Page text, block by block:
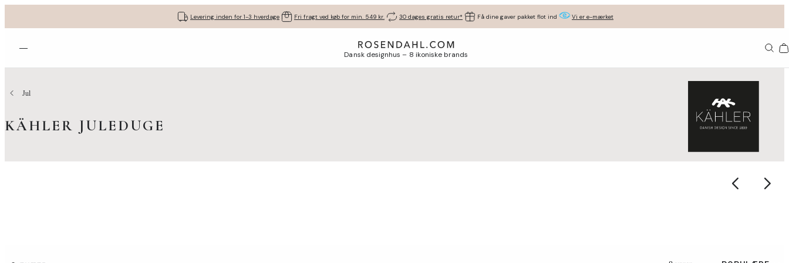
Levering inden for 1-3 hverdage Fri fragt ved køb for min. 549 kr. 30 dages gratis retur* Få dine gaver pakket flot ind Vi er e-mærket
Åbn menuen Dansk designhus – 8 ikoniske brands
Jul
KÄHLER JULEDUGE